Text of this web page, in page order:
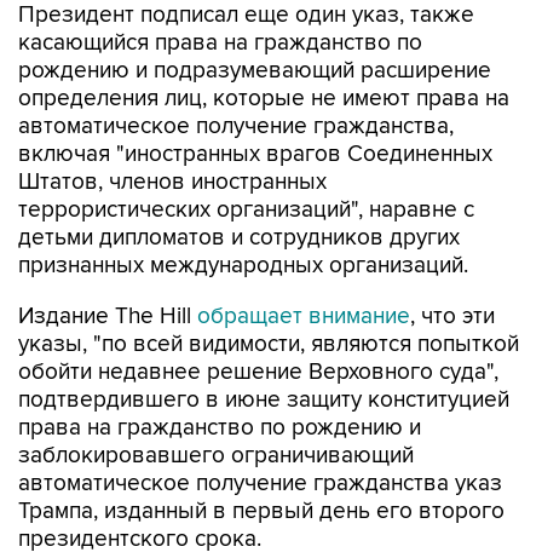
Президент подписал еще один указ, также
касающийся права на гражданство по
рождению и подразумевающий расширение
определения лиц, которые не имеют права на
автоматическое получение гражданства,
включая "иностранных врагов Соединенных
Штатов, членов иностранных
террористических организаций", наравне с
детьми дипломатов и сотрудников других
признанных международных организаций.
Издание The Hill обращает внимание, что эти
указы, "по всей видимости, являются попыткой
обойти недавнее решение Верховного суда",
подтвердившего в июне защиту конституцией
права на гражданство по рождению и
заблокировавшего ограничивающий
автоматическое получение гражданства указ
Трампа, изданный в первый день его второго
президентского срока.